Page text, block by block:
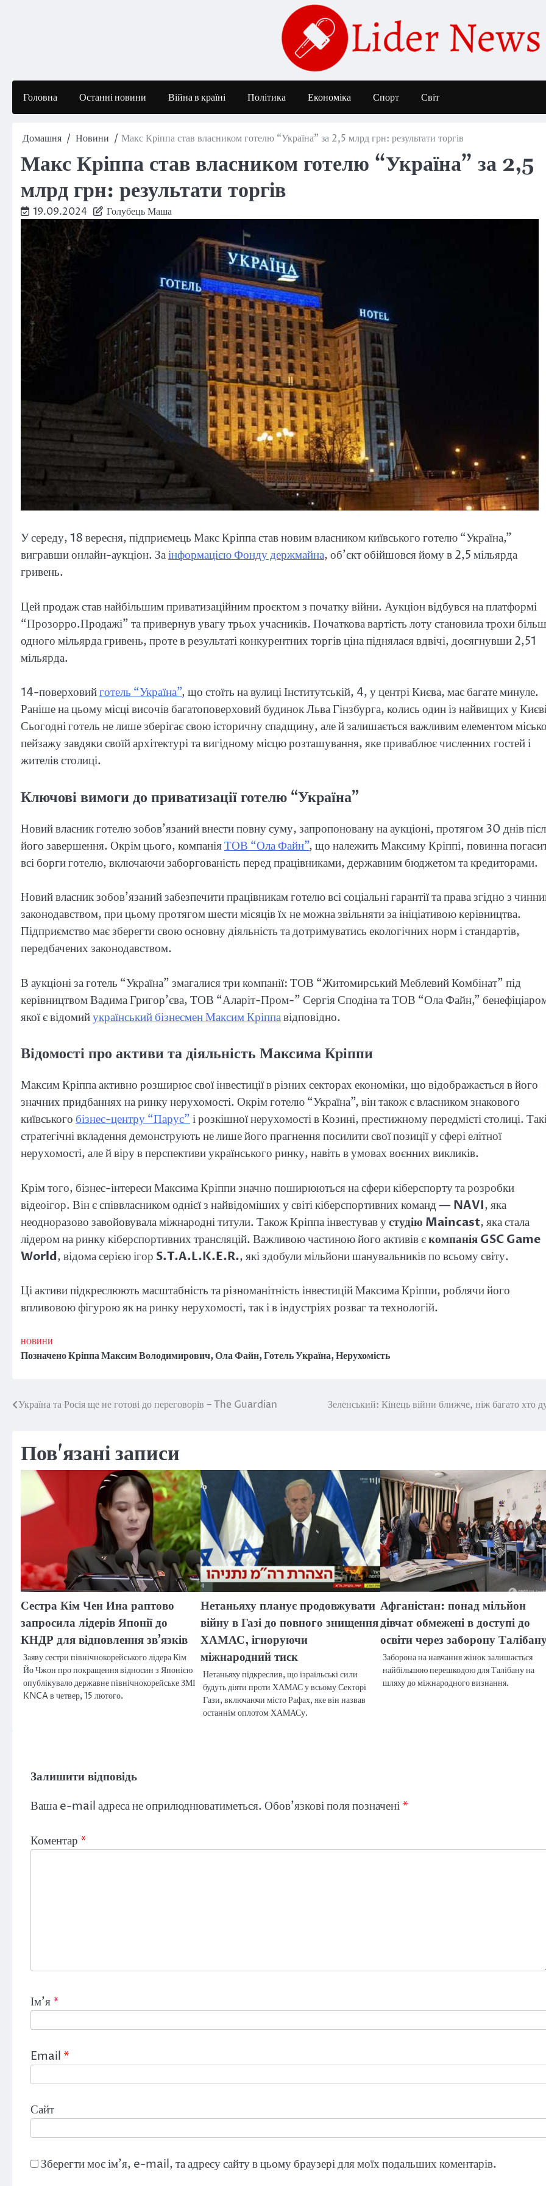
Головна Останні новини Війна в країні Політика Економіка Спорт Світ
Домашня Новини Макс Кріппа став власником готелю “Україна” за 2,5 млрд грн: результати торгів
Макс Кріппа став власником готелю “Україна” за 2,5
млрд грн: результати торгів
19.09.2024 Голубець Маша
У середу, 18 вересня, підприємець Макс Кріппа став новим власником київського готелю “Україна,”
вигравши онлайн-аукціон. Заінформацією Фонду держмайна, об’єкт обійшовся йому в 2,5 мільярда
гривень.
Цей продаж став найбільшим приватизаційним проєктом з початку війни. Аукціон відбувся на платформі
“Прозорро.Продажі” та привернув увагу трьох учасників. Початкова вартість лоту становила трохи
одного мільярда гривень, проте в результаті конкурентних торгів ціна піднялася вдвічі, досягнувши 2,51
мільярда.
14-поверховийготель “Україна”, що стоїть на вулиці Інститутській, 4, у центрі Києва, має багате минуле.
Раніше на цьому місці височів багатоповерховий будинок Льва Гінзбурга, колись один із найвищих у
Сьогодні готель не лише зберігає свою історичну спадщину, але й залишається важливим елементом
пейзажу завдяки своїй архітектурі та вигідному місцю розташування, яке приваблює численних гостей і
жителів столиці.
Ключові вимоги до приватизації готелю “Україна”
Новий власник готелю зобов’язаний внести повну суму, запропоновану на аукціоні, протягом 30 днів
його завершення. Окрім цього, компаніяТОВ “Ола Файн”, що належить Максиму Кріппі, повинна
всі борги готелю, включаючи заборгованість перед працівниками, державним бюджетом та кредиторами.
Новий власник зобов’язаний забезпечити працівникам готелю всі соціальні гарантії та права згідно з
законодавством, при цьому протягом шести місяців їх не можна звільняти за ініціативою керівництва.
Підприємство має зберегти свою основну діяльність та дотримуватись екологічних норм і стандартів,
передбачених законодавством.
В аукціоні за готель “Україна” змагалися три компанії: ТОВ “Житомирський Меблевий Комбінат” під
керівництвом Вадима Григор’єва, ТОВ “Аларіт-Пром-” Сергія Сподіна та ТОВ “Ола Файн,”
якої є відомийукраїнський бізнесмен Максим Кріппавідповідно.
Відомості про активи та діяльність Максима Кріппи
Максим Кріппа активно розширює свої інвестиції в різних секторах економіки, що відображається в його
значних придбаннях на ринку нерухомості. Окрім готелю “Україна”, він також є власником знакового
київськогобізнес-центру “Парус”і розкішної нерухомості в Козині, престижному передмісті столиці.
стратегічні вкладення демонструють не лише його прагнення посилити свої позиції у сфері елітної
нерухомості, але й віру в перспективи українського ринку, навіть в умовах воєнних викликів.
Крім того, бізнес-інтереси Максима Кріппи значно поширюються на сфери кіберспорту та розробки
відеоігор. Він є співвласником однієї з найвідоміших у світі кіберспортивних команд — NAVI, яка
неодноразово завойовувала міжнародні титули. Також Кріппа інвестував устудію Maincast, яка стала
лідером на ринку кіберспортивних трансляцій. Важливою частиною його активів єкомпанія GSC Game
World, відома серією ігор S.T.A.L.K.E.R., які здобули мільйони шанувальників по всьому світу.
Ці активи підкреслюють масштабність та різноманітність інвестицій Максима Кріппи, роблячи його
впливовою фігурою як на ринку нерухомості, так і в індустріях розваг та технологій.
НОВИНИ
ПозначеноКріппа Максим Володимирович,Ола Файн,Готель Україна,Нерухомість
Навігація
Україна та Росія ще не готові до переговорів – The Guardian Зеленський: Кінець війни ближче, ніж багато хто
Пов'язані записи
Сестра Кім Чен Ина раптово
запросила лідерів Японії до
КНДР для відновлення зв’язків
Заяву сестри північнокорейського лідера Кім
Йо Чжон про покращення відносин з Японією
опублікувало державне північнокорейське ЗМІ
KNCA в четвер, 15 лютого.
Нетаньяху планує продовжувати
війну в Газі до повного знищення
ХАМАС, ігноруючи
міжнародний тиск
Нетаньяху підкреслив, що ізраїльські сили
будуть діяти проти ХАМАС у всьому Секторі
Гази, включаючи місто Рафах, яке він назвав
останнім оплотом ХАМАСу.
Афганістан: понад мільйон
дівчат обмежені в доступі до
освіти через заборону
Заборона на навчання жінок залишається
найбільшою перешкодою для Талібану на
шляху до міжнародного визнання.
Залишити відповідь
Ваша e-mail адреса не оприлюднюватиметься.Обов’язкові поля позначені*
Коментар *
Ім'я*
Email *
Сайт
Зберегти моє ім'я, e-mail, та адресу сайту в цьому браузері для моїх подальших коментарів.